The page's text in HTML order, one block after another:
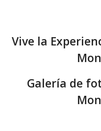
Vive la
Galería de